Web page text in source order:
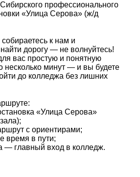
профессионального
«Улица Серова» (ж/д
к нам и
дорогу — не волнуйтесь!
вас простую и понятную
несколько минут — и вы будете
до колледжа без лишних
«Улица Серова»
с ориентирами;
время в пути;
— главный вход в колледж.